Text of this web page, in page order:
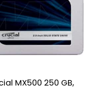
MX500 250 GB,